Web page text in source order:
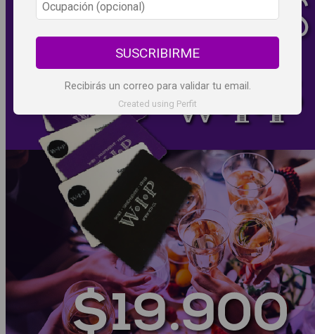
SUSCRIBIRME
Recibirás un correo para validar tu email.
Created using Perfit